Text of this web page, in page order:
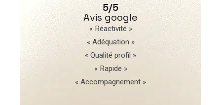
5/5
Avis google
« Réactivité »
« Adéquation »
« Qualité profil »
« Rapide »
« Accompagnement »